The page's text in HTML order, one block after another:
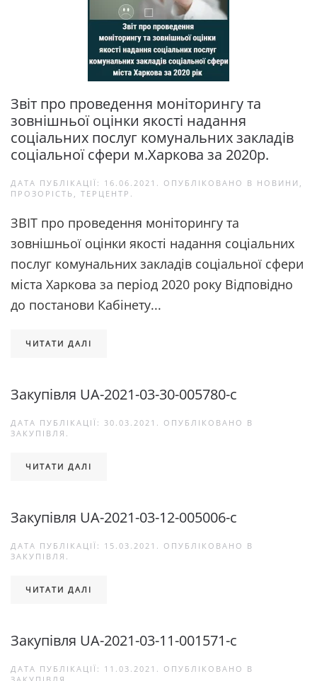
Звіт про проведення моніторингу та
зовнішньої оцінки якості надання
соціальних послуг комунальних закладів
соціальної сфери м.Харкова за 2020р.
ДАТА ПУБЛІКАЦІЇ: 16.06.2021 . ОПУБЛІКОВАНО В НОВИНИ ,
ПРОЗОРІСТЬ , ТЕРЦЕНТР .
ЗВІТ про проведення моніторингу та
зовнішньої оцінки якості надання соціальних
послуг комунальних закладів соціальної сфери
міста Харкова за період 2020 року Відповідно
до постанови Кабінету...
ЧИТАТИ ДАЛІ
Закупівля UA-2021-03-30-005780-с
ДАТА ПУБЛІКАЦІЇ: 30.03.2021 . ОПУБЛІКОВАНО В
ЗАКУПІВЛЯ .
ЧИТАТИ ДАЛІ
Закупівля UA-2021-03-12-005006-с
ДАТА ПУБЛІКАЦІЇ: 15.03.2021 . ОПУБЛІКОВАНО В
ЗАКУПІВЛЯ .
ЧИТАТИ ДАЛІ
Закупівля UA-2021-03-11-001571-с
ДАТА ПУБЛІКАЦІЇ: 11.03.2021 . ОПУБЛІКОВАНО В